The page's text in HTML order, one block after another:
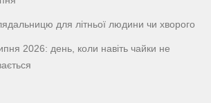
для літньої людини чи хворого
2026: день, коли навіть чайки не